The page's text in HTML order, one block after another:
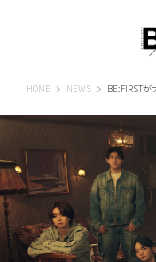
HOME B-PASS ONLINE
NEWS BE:FIRST